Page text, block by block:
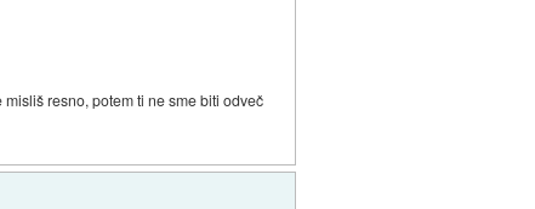
resno, potem ti ne sme biti odveč